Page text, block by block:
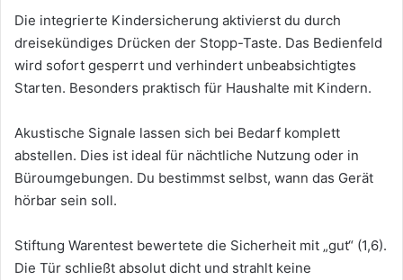
Die integrierte Kindersicherung aktivierst du durch
dreisekündiges Drücken der Stopp-Taste. Das Bedienfeld
wird sofort gesperrt und verhindert unbeabsichtigtes
Starten. Besonders praktisch für Haushalte mit Kindern.
Akustische Signale lassen sich bei Bedarf komplett
abstellen. Dies ist ideal für nächtliche Nutzung oder in
Büroumgebungen. Du bestimmst selbst, wann das Gerät
hörbar sein soll.
Stiftung Warentest bewertete die Sicherheit mit „gut“ (1,6).
Die Tür schließt absolut dicht und strahlt keine